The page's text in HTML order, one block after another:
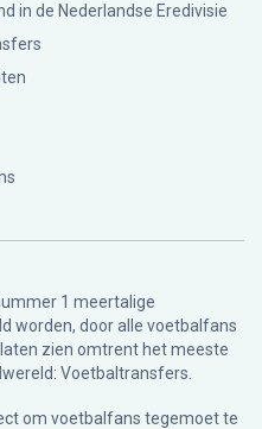
in de Nederlandse Eredivisie
1 meertalige
worden, door alle voetbalfans
zien omtrent het meeste
Voetbaltransfers.
om voetbalfans tegemoet te